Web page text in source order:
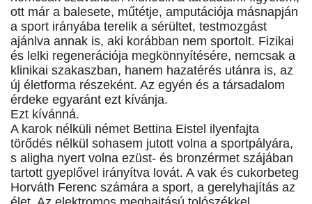
ott már a balesete, műtétje, amputációja másnapján
a sport irányába terelik a sérültet, testmozgást
ajánlva annak is, aki korábban nem sportolt. Fizikai
és lelki regenerációja megkönnyítésére, nemcsak a
klinikai szakaszban, hanem hazatérés utánra is, az
új életforma részeként. Az egyén és a társadalom
érdeke egyaránt ezt kívánja.
Ezt kívánná.
A karok nélküli német Bettina Eistel ilyenfajta
törődés nélkül sohasem jutott volna a sportpályára,
s aligha nyert volna ezüst- és bronzérmet szájában
tartott gyeplővel irányítva lovát. A vak és cukorbeteg
Horváth Ferenc számára a sport, a gerelyhajítás az